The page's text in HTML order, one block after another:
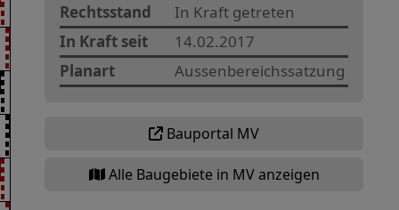
Rechtsstand
In Kraft getreten
In Kraft seit
14.02.2017
Planart
Aussenbereichssatzung
Bauportal MV
Alle Baugebiete in MV anzeigen